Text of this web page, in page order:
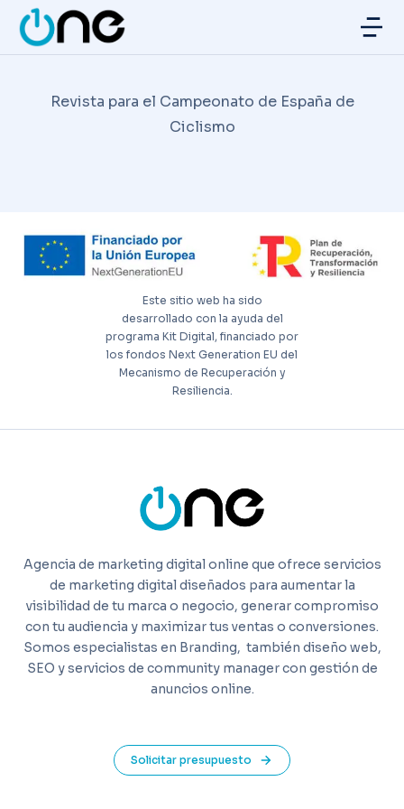
Revista para el Campeonato de España de
Ciclismo
Este sitio web ha sido
desarrollado con la ayuda del
programa Kit Digital, financiado por
los fondos Next Generation EU del
Mecanismo de Recuperación y
Resiliencia.
Agencia de marketing digital online que ofrece servicios
de marketing digital diseñados para aumentar la
visibilidad de tu marca o negocio, generar compromiso
con tu audiencia y maximizar tus ventas o conversiones.
Somos especialistas en Branding, también diseño web,
SEO y servicios de community manager con gestión de
anuncios online.
Solicitar presupuesto